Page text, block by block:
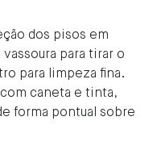
dos pisos em
para tirar o
para limpeza fina.
caneta e tinta,
forma pontual sobre